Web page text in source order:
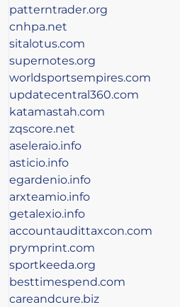
patterntrader.org
cnhpa.net
sitalotus.com
supernotes.org
worldsportsempires.com
updatecentral360.com
katamastah.com
zqscore.net
aseleraio.info
asticio.info
egardenio.info
arxteamio.info
getalexio.info
accountaudittaxcon.com
prymprint.com
sportkeeda.org
besttimespend.com
careandcure.biz